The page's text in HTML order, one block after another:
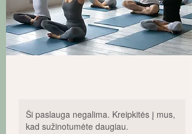
Ši paslauga negalima. Kreipkitės į mus,
kad sužinotumėte daugiau.